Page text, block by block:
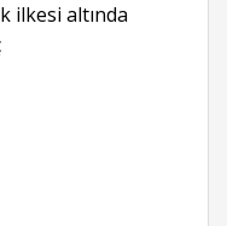
ilkesi altında